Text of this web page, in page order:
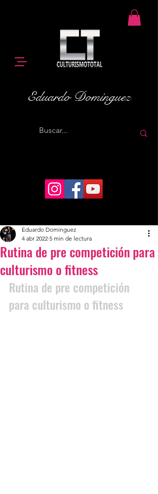
Eduardo Domínguez
Rutina de pre competición para
culturismo o fitness
Eduardo Dominguez
4 abr 2022 5 min de lectura
Rutina de pre competición
para culturismo o fitness